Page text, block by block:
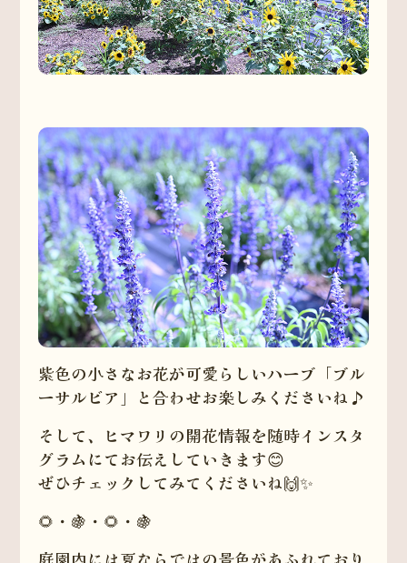
紫色の小さなお花が可愛らしいハーブ「ブル
ーサルビア」と合わせお楽しみくださいね♪
そして、ヒマワリの開花情報を随時インスタ
グラムにてお伝えしていきます😊
ぜひチェックしてみてくださいね🙌✨
🌻・🍇・🌻・🍇